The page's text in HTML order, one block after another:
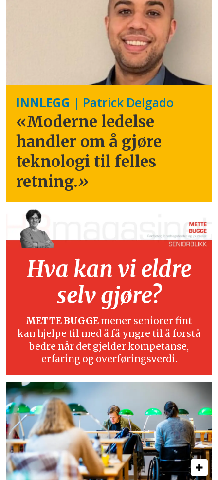
INNLEGG | Patrick Delgado
«Moderne ledelse
handler om å gjøre
teknologi til felles
retning.»
Hva kan vi eldre
selv gjøre?
METTE BUGGE mener seniorer fint
kan hjelpe til med å få yngre til å forstå
bedre når det gjelder kompetanse,
erfaring og overføringsverdi.